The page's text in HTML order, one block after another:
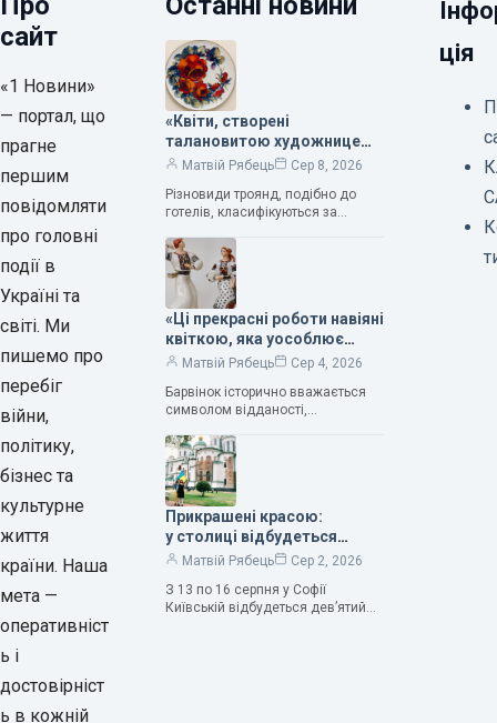
сайт
«1 Новини»
— портал, що
прагне
першим
повідомляти
про головні
події в
Україні та
світі. Ми
пишемо про
перебіг
війни,
політику,
бізнес та
культурне
життя
країни. Наша
мета —
оперативніст
ь і
достовірніст
ь в кожній
«Квіти, створені
талановитою художницею
Валентиною Трегубовою,
— колекціонерка Людмила
Карпінська-Романюк
Матвій Рябець
Сер 8, 2026
Різновиди троянд, подібно до
готелів, класифікуються за
класифікації квітів їх лише чотири.
Критерії оцінки включають
розмір…
«Ці прекрасні роботи навіяні
квіткою, яка уособлює
нескінченне кохання», —
Людмила Карпінська-
Романюк
Матвій Рябець
Сер 4, 2026
Барвінок історично вважається
символом відданості,
та тривалого подружнього союзу.
Саме тому ця рослина надихала і
продовжує надихати митців на
Прикрашені красою:
у столиці відбудеться
дев’ятий фестиваль
Матвій Рябець
Сер 2, 2026
З 13 по 16 серпня у Софії
Київській відбудеться дев’ятий
ція